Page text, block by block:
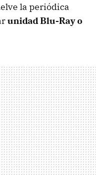
la periódica
unidad Blu-Ray o